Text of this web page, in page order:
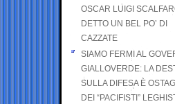
OSCAR LUIGI
DETTO UN BEL PO’ DI
CAZZATE
SIAMO FERMI AL
GIALLOVERDE: LA
SULLA DIFESA È
DEI “PACIFISTI”